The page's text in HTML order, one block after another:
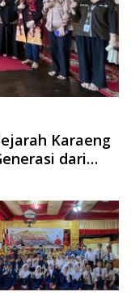
Karaeng
dari